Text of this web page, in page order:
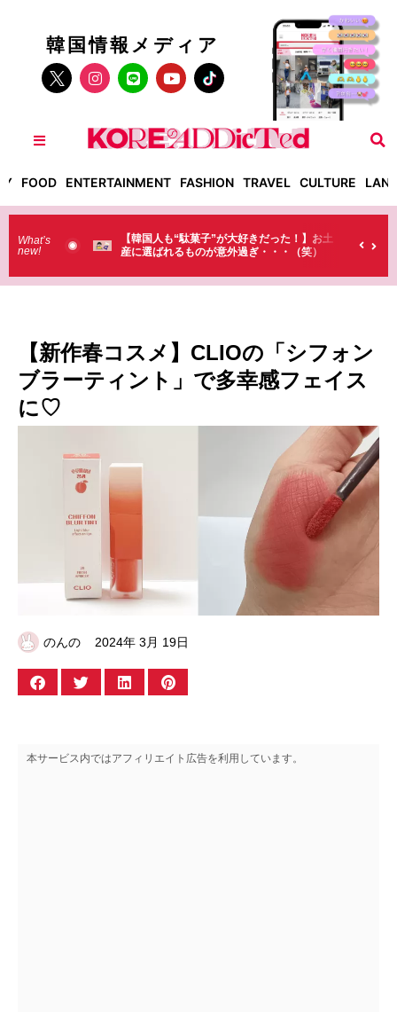
韓国情報メディア
FOOD ENTERTAINMENT FASHION TRAVEL CULTURE
What’s
new!
が大好きだった！】お土
意外過ぎ・・・（笑）
【そんなものまで買っていくの？】日本のド
ラストで韓国人が買うものがちょっと…
【新作春コスメ】CLIOの「シフォン
ブラーティント」で多幸感フェイス
に♡
のんの 2024年 3月 19日
本サービス内ではアフィリエイト広告を利用しています。